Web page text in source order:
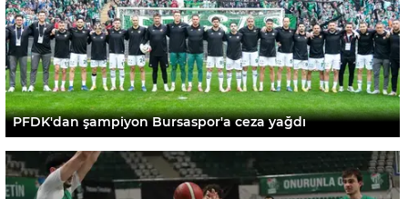
PFDK'dan şampiyon Bursaspor'a ceza yağdı